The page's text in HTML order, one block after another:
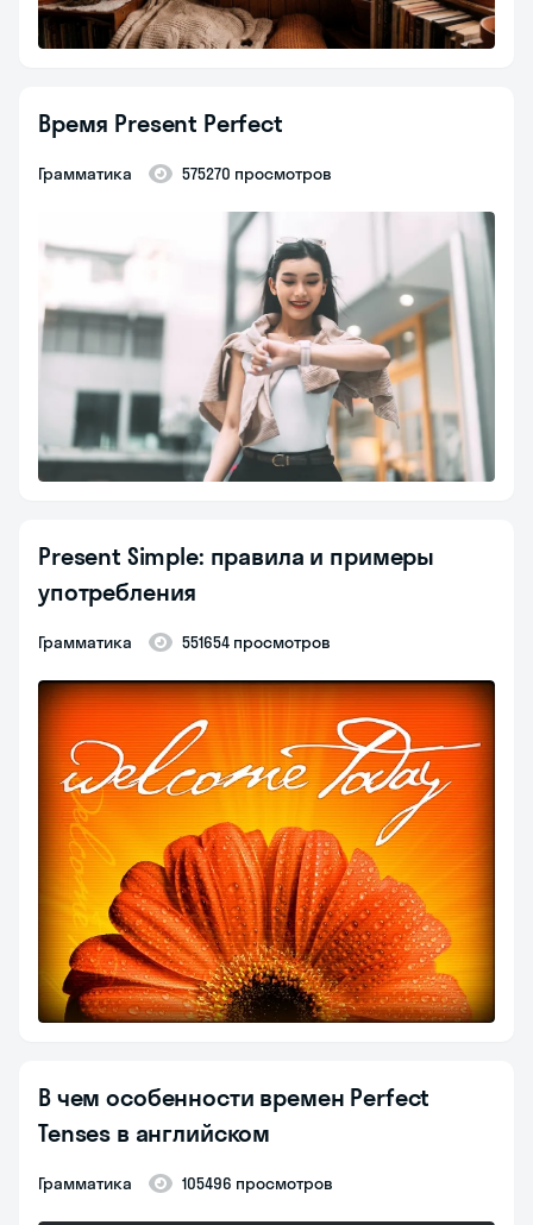
Время Present Perfect
Грамматика 575270 просмотров
Present Simple: правила и примеры
употребления
Грамматика 551654 просмотров
В чем особенности времен Perfect
Tenses в английском
Грамматика 105496 просмотров